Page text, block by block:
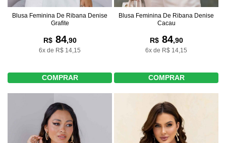
Blusa Feminina De Ribana Denise
Grafite
R$84,90
6x de R$ 14,15
COMPRAR
Blusa Feminina De Ribana Denise
Cacau
R$84,90
6x de R$ 14,15
COMPRAR